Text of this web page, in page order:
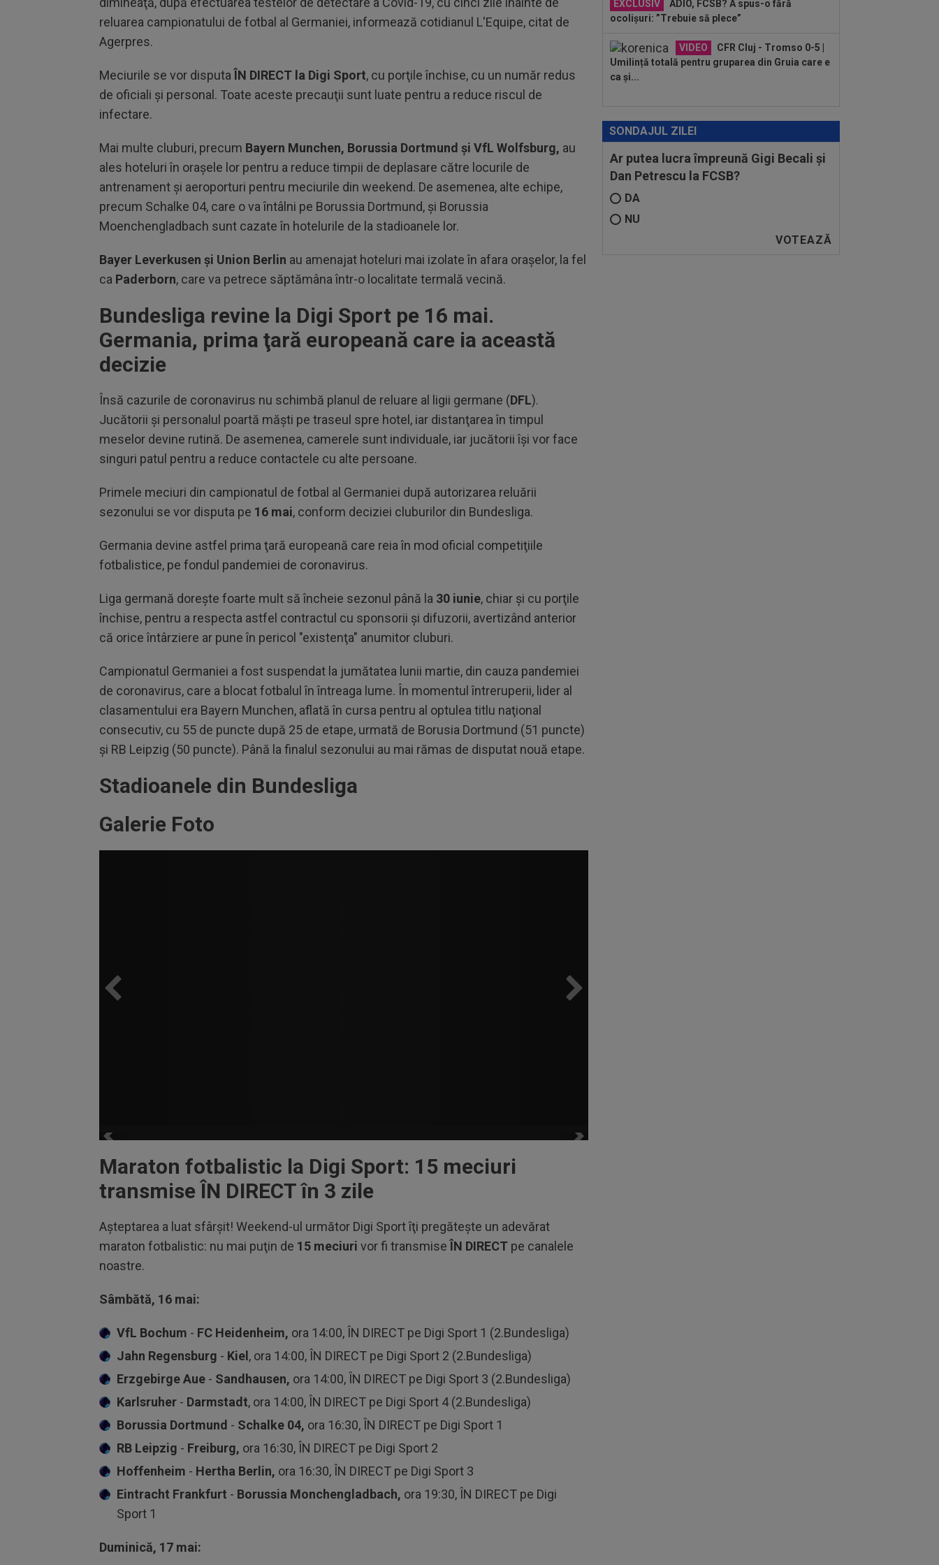
reluarea campionatului de fotbal al Germaniei, informează cotidianul L'Equipe, citat de
Agerpres.
Meciurile se vor disputaÎN DIRECT la Digi Sport, cu porţile închise, cu un număr redus
de oficiali şi personal. Toate aceste precauţii sunt luate pentru a reduce riscul de
infectare.
Mai multe cluburi, precum Bayern Munchen, Borussia Dortmund şi VfL Wolfsburg, au
ales hoteluri în oraşele lor pentru a reduce timpii de deplasare către locurile de
antrenament şi aeroporturi pentru meciurile din weekend. De asemenea, alte echipe,
precum Schalke 04, care o va întâlni pe Borussia Dortmund, şi Borussia
Moenchengladbach sunt cazate în hotelurile de la stadioanele lor.
Bayer Leverkusen şi Union Berlin au amenajat hoteluri mai izolate în afara oraşelor, la fel
ca Paderborn, care va petrece săptămâna într-o localitate termală vecină.
Bundesliga revine la Digi Sport pe 16 mai.
Germania, prima ţară europeană care ia această
decizie
Însă cazurile de coronavirus nu schimbă planul de reluare al ligii germane (DFL).
Jucătorii şi personalul poartă măşti pe traseul spre hotel, iar distanţarea în timpul
meselor devine rutină. De asemenea, camerele sunt individuale, iar jucătorii îşi vor face
singuri patul pentru a reduce contactele cu alte persoane.
Primele meciuri din campionatul de fotbal al Germaniei după autorizarea reluării
sezonului se vor disputa pe 16 mai, conform deciziei cluburilor din Bundesliga.
Germania devine astfel prima ţară europeană care reia în mod oficial competiţiile
fotbalistice, pe fondul pandemiei de coronavirus.
Liga germană doreşte foarte mult să încheie sezonul până la 30 iunie, chiar şi cu porţile
închise, pentru a respecta astfel contractul cu sponsorii şi difuzorii, avertizând anterior
că orice întârziere ar pune în pericol "existenţa" anumitor cluburi.
Campionatul Germaniei a fost suspendat la jumătatea lunii martie, din cauza pandemiei
de coronavirus, care a blocat fotbalul în întreaga lume. În momentul întreruperii, lider al
clasamentului era Bayern Munchen, aflată în cursa pentru al optulea titlu naţional
consecutiv, cu 55 de puncte după 25 de etape, urmată de Borusia Dortmund (51 puncte)
şi RB Leipzig (50 puncte). Până la finalul sezonului au mai rămas de disputat nouă etape.
Stadioanele din Bundesliga
Galerie Foto
Maraton fotbalistic la Digi Sport: 15 meciuri
transmise ÎN DIRECT în 3 zile
Aşteptarea a luat sfârşit! Weekend-ul următor Digi Sport îţi pregăteşte un adevărat
maraton fotbalistic: nu mai puţin de 15 meciuri vor fi transmiseÎN DIRECT pe canalele
noastre.
Sâmbătă, 16 mai:
VfL Bochum - FC Heidenheim, ora 14:00, ÎN DIRECT pe Digi Sport 1 (2.Bundesliga)
Jahn Regensburg - Kiel, ora 14:00, ÎN DIRECT pe Digi Sport 2 (2.Bundesliga)
Erzgebirge Aue - Sandhausen, ora 14:00, ÎN DIRECT pe Digi Sport 3 (2.Bundesliga)
Karlsruher - Darmstadt, ora 14:00, ÎN DIRECT pe Digi Sport 4 (2.Bundesliga)
Borussia Dortmund - Schalke 04, ora 16:30, ÎN DIRECT pe Digi Sport 1
RB Leipzig - Freiburg, ora 16:30, ÎN DIRECT pe Digi Sport 2
Hoffenheim - Hertha Berlin, ora 16:30, ÎN DIRECT pe Digi Sport 3
Eintracht Frankfurt - Borussia Monchengladbach, ora 19:30, ÎN DIRECT pe Digi
Sport 1
Duminică, 17 mai:
EXCLUSIV
ADIO, FCSB? A spus-o fără
ocolișuri: ”Trebuie să plece”
VIDEO
CFR Cluj - Tromso 0-5 |
Umilință totală pentru gruparea din Gruia care e
ca și...
SONDAJUL ZILEI
Ar putea lucra împreună Gigi Becali și
Dan Petrescu la FCSB?
DA
NU